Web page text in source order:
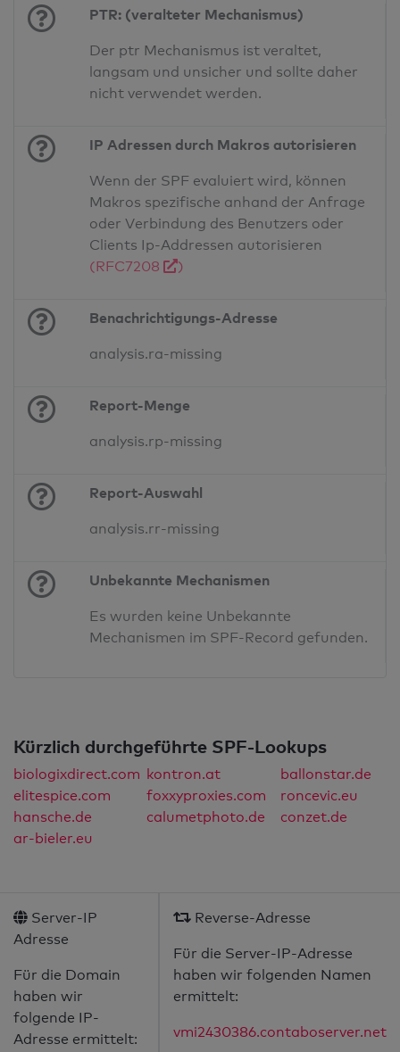
PTR: (veralteter Mechanismus)
Der ptr Mechanismus ist veraltet,
langsam und unsicher und sollte daher
nicht verwendet werden.
IP Adressen durch Makros autorisieren
Wenn der SPF evaluiert wird, können
Makros spezifische anhand der Anfrage
oder Verbindung des Benutzers oder
Clients Ip-Addressen autorisieren
(RFC7208
)
Benachrichtigungs-Adresse
analysis.ra-missing
Report-Menge
analysis.rp-missing
Report-Auswahl
analysis.rr-missing
Unbekannte Mechanismen
Es wurden keine Unbekannte
Mechanismen im SPF-Record gefunden.
Kürzlich durchgeführte SPF-Lookups
biologixdirect.com kontron.at
ballonstar.de
elitespice.com
foxxyproxies.com
roncevic.eu
hansche.de
calumetphoto.de
conzet.de
ar-bieler.eu
Server-IP
Adresse
Für die Domain
haben wir
folgende IP-
Adresse ermittelt:
Reverse-Adresse
Für die Server-IP-Adresse
haben wir folgenden Namen
ermittelt:
vmi2430386.contaboserver.net